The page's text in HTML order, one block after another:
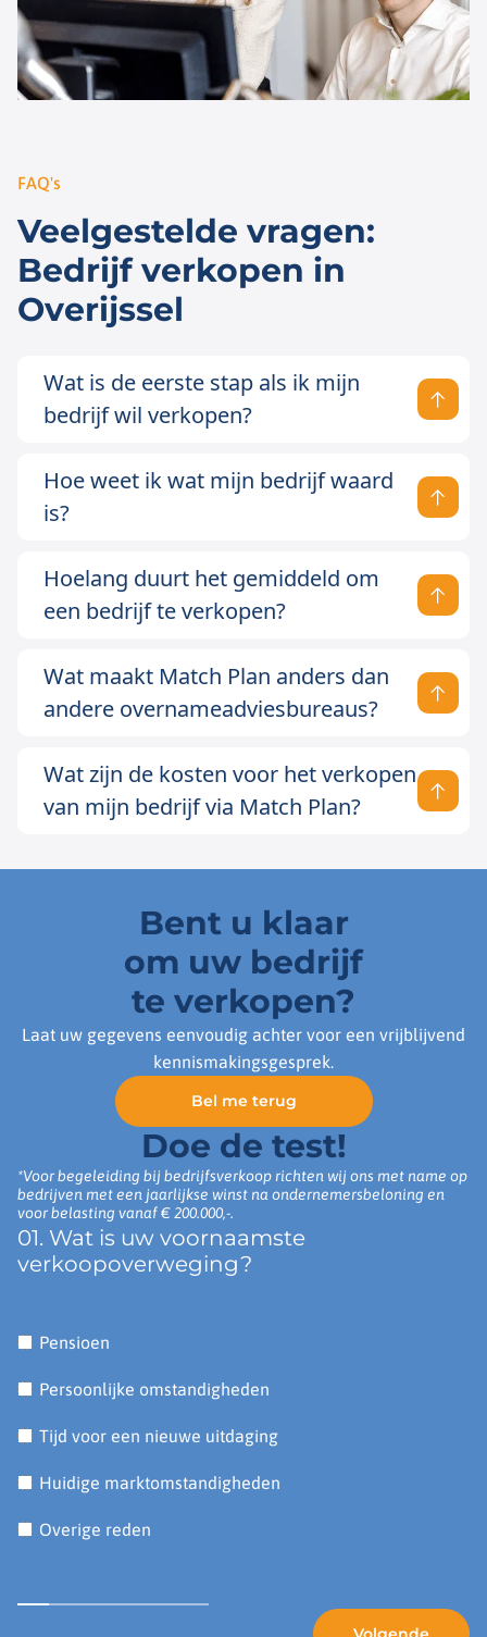
FAQ's
Veelgestelde vragen:
Bedrijf verkopen in
Overijssel
Wat is de eerste stap als ik mijn
bedrijf wil verkopen?
Hoe weet ik wat mijn bedrijf waard
is?
Hoelang duurt het gemiddeld om
een bedrijf te verkopen?
Wat maakt Match Plan anders dan
andere overnameadviesbureaus?
Wat zijn de kosten voor het verkopen
van mijn bedrijf via Match Plan?
Bent u klaar
om uw bedrijf
te verkopen?
Laat uw gegevens eenvoudig achter voor een vrijblijvend
kennismakingsgesprek.
Bel me terug
Doe de test!
*Voor begeleiding bij bedrijfsverkoop richten wij ons met name op
bedrijven met een jaarlijkse winst na ondernemersbeloning en
voor belasting vanaf € 200.000,-.
01. Wat is uw voornaamste
verkoopoverweging?
Pensioen
Persoonlijke omstandigheden
Tijd voor een nieuwe uitdaging
Huidige marktomstandigheden
Overige reden